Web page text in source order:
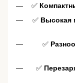
✅
✅ Высокая
✅
✅